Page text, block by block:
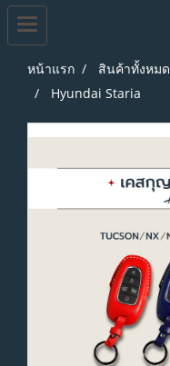
หน้าแรก สินค้าทั้งหมด
Hyundai Staria